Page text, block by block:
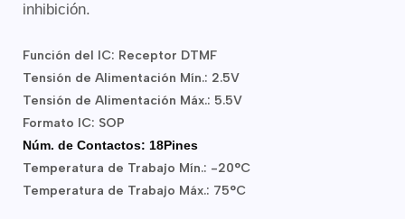
inhibición.
Función del IC: Receptor DTMF
Tensión de Alimentación Mín.: 2.5V
Tensión de Alimentación Máx.: 5.5V
Formato IC: SOP
Núm. de Contactos: 18Pines
Temperatura de Trabajo Mín.: -20°C
Temperatura de Trabajo Máx.: 75°C